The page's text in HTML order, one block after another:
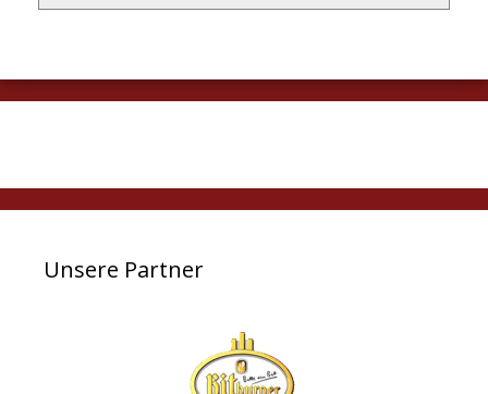
Unsere Partner